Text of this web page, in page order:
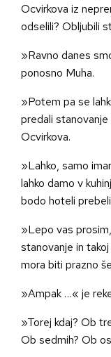
Ocvirkova iz
odselili? Obljubili
»Ravno danes
ponosno Muha.
»Potem pa se
predali
Ocvirkova.
»Lahko, samo
lahko damo v
bodo hoteli
»Lepo vas
stanovanje in
mora biti prazno
»Ampak …« je
»Torej kdaj? Ob
Ob sedmih? Ob